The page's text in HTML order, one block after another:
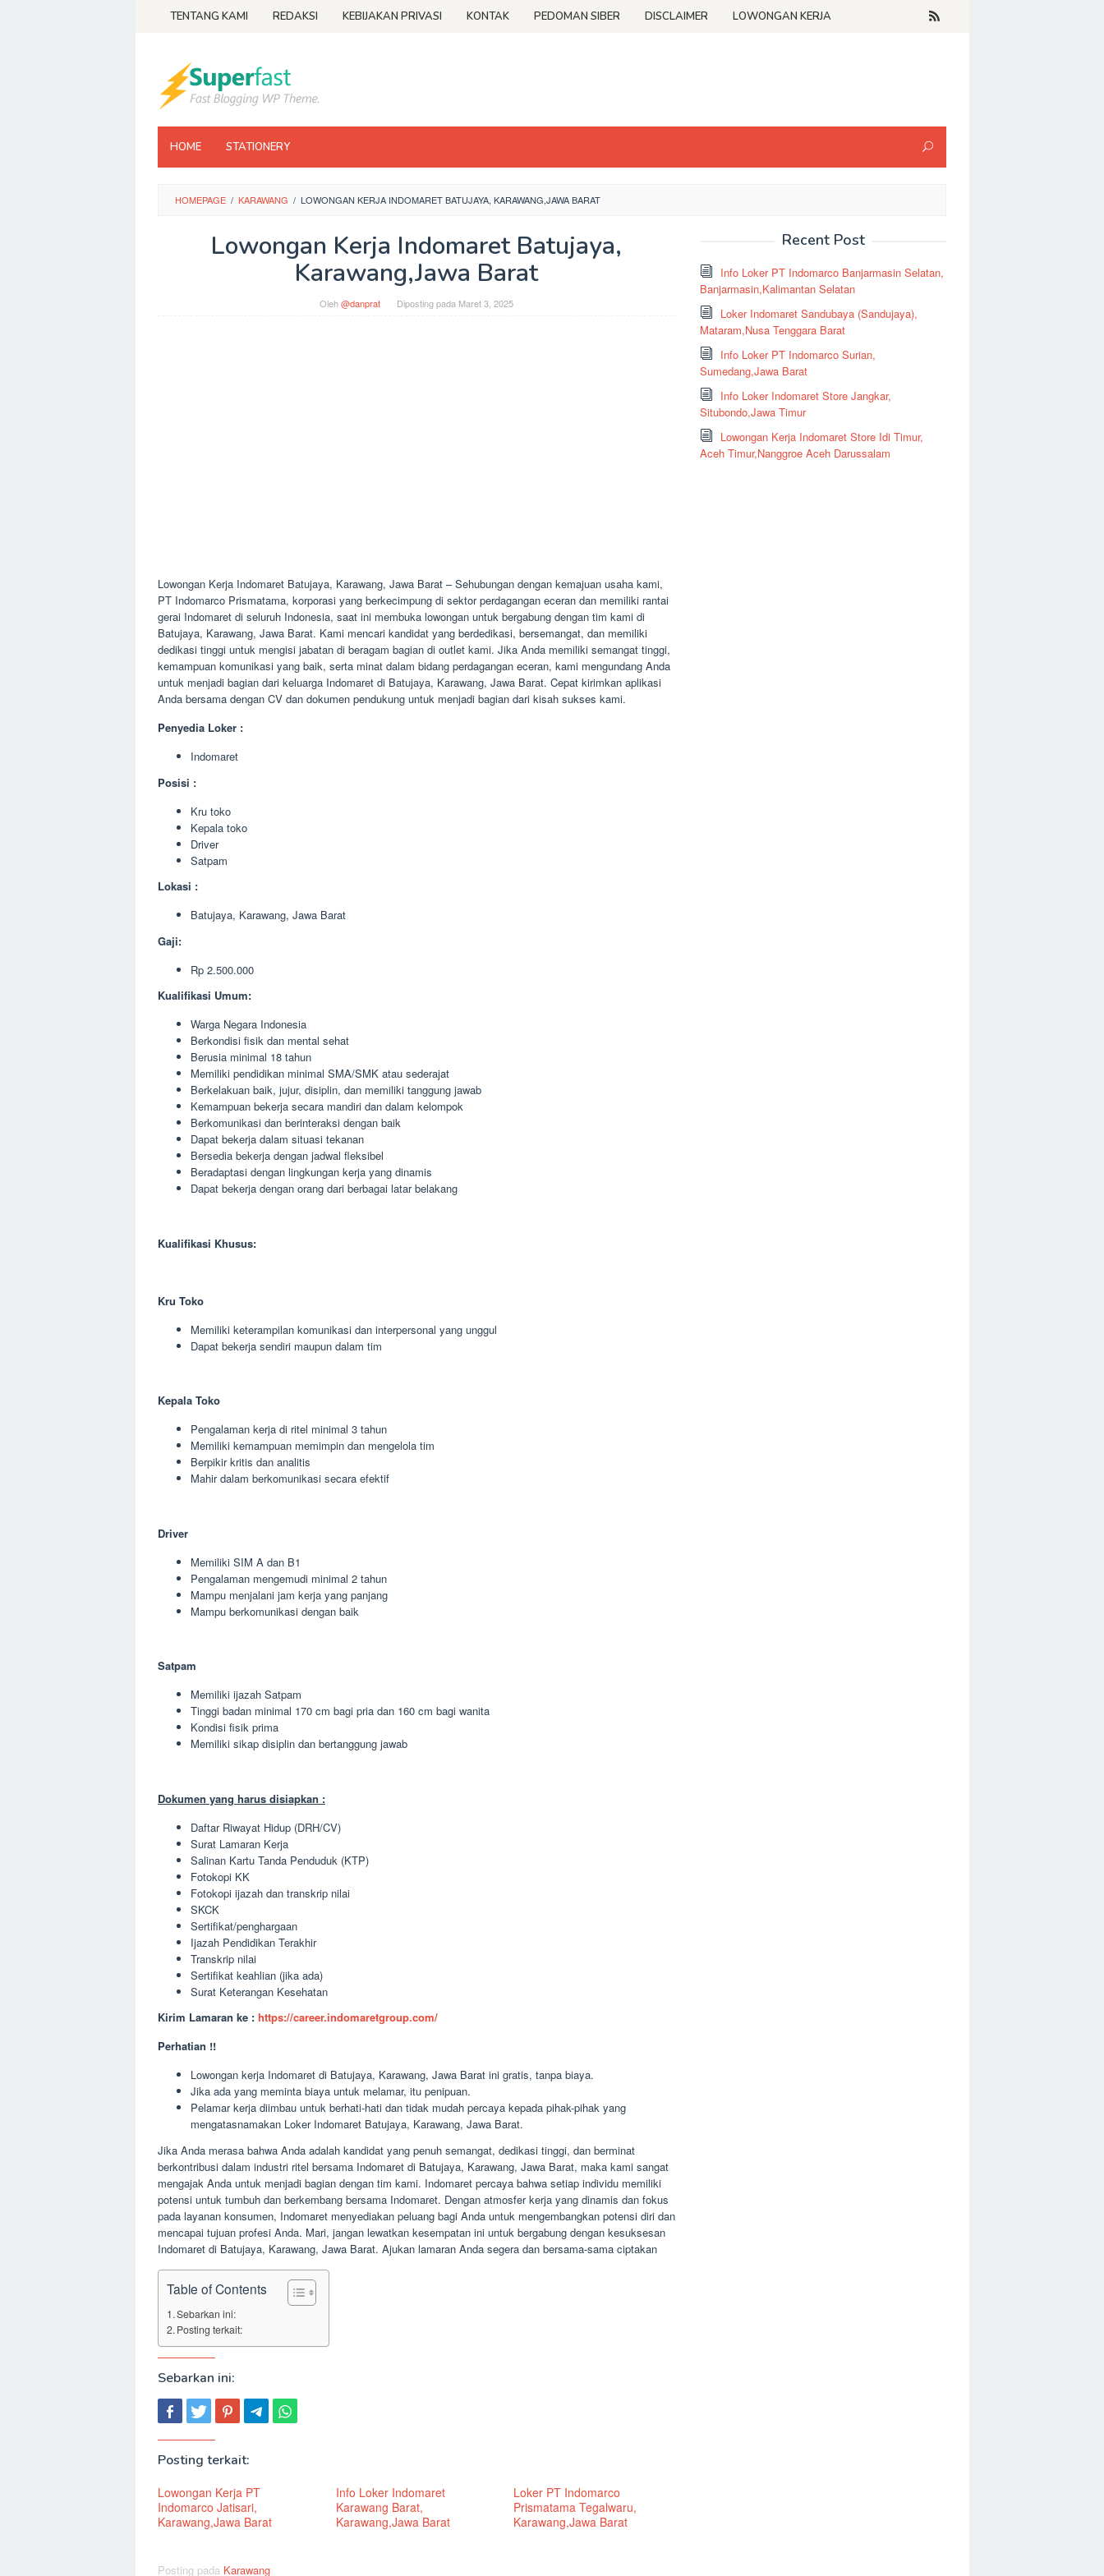
TENTANG KAMI REDAKSI KEBIJAKAN PRIVASI KONTAK PEDOMAN SIBER DISCLAIMER LOWONGAN KERJA
HOME STATIONERY
HOMEPAGE / KARAWANG / LOWONGAN KERJA INDOMARET BATUJAYA, KARAWANG,JAWA BARAT
Lowongan Kerja Indomaret Batujaya,
Karawang,Jawa Barat
Oleh@danprat Diposting pada Maret 3, 2025
Lowongan Kerja Indomaret Batujaya, Karawang, Jawa Barat – Sehubungan dengan kemajuan usaha kami,
PT Indomarco Prismatama, korporasi yang berkecimpung di sektor perdagangan eceran dan memiliki rantai
gerai Indomaret di seluruh Indonesia, saat ini membuka lowongan untuk bergabung dengan tim kami di
Batujaya, Karawang, Jawa Barat. Kami mencari kandidat yang berdedikasi, bersemangat, dan memiliki
dedikasi tinggi untuk mengisi jabatan di beragam bagian di outlet kami. Jika Anda memiliki semangat tinggi,
kemampuan komunikasi yang baik, serta minat dalam bidang perdagangan eceran, kami mengundang Anda
untuk menjadi bagian dari keluarga Indomaret di Batujaya, Karawang, Jawa Barat. Cepat kirimkan aplikasi
Anda bersama dengan CV dan dokumen pendukung untuk menjadi bagian dari kisah sukses kami.
Penyedia Loker :
Indomaret
Posisi :
Kru toko
Kepala toko
Driver
Satpam
Lokasi :
Batujaya, Karawang, Jawa Barat
Gaji:
Rp 2.500.000
Kualifikasi Umum:
Warga Negara Indonesia
Berkondisi fisik dan mental sehat
Berusia minimal 18 tahun
Memiliki pendidikan minimal SMA/SMK atau sederajat
Berkelakuan baik, jujur, disiplin, dan memiliki tanggung jawab
Kemampuan bekerja secara mandiri dan dalam kelompok
Berkomunikasi dan berinteraksi dengan baik
Dapat bekerja dalam situasi tekanan
Bersedia bekerja dengan jadwal fleksibel
Beradaptasi dengan lingkungan kerja yang dinamis
Dapat bekerja dengan orang dari berbagai latar belakang
Kualifikasi Khusus:
Kru Toko
Memiliki keterampilan komunikasi dan interpersonal yang unggul
Dapat bekerja sendiri maupun dalam tim
Kepala Toko
Pengalaman kerja di ritel minimal 3 tahun
Memiliki kemampuan memimpin dan mengelola tim
Berpikir kritis dan analitis
Mahir dalam berkomunikasi secara efektif
Driver
Memiliki SIM A dan B1
Pengalaman mengemudi minimal 2 tahun
Mampu menjalani jam kerja yang panjang
Mampu berkomunikasi dengan baik
Satpam
Memiliki ijazah Satpam
Tinggi badan minimal 170 cm bagi pria dan 160 cm bagi wanita
Kondisi fisik prima
Memiliki sikap disiplin dan bertanggung jawab
Dokumen yang harus disiapkan :
Daftar Riwayat Hidup (DRH/CV)
Surat Lamaran Kerja
Salinan Kartu Tanda Penduduk (KTP)
Fotokopi KK
Fotokopi ijazah dan transkrip nilai
SKCK
Sertifikat/penghargaan
Ijazah Pendidikan Terakhir
Transkrip nilai
Sertifikat keahlian (jika ada)
Surat Keterangan Kesehatan
Kirim Lamaran ke : https://career.indomaretgroup.com/
Perhatian !!
Lowongan kerja Indomaret di Batujaya, Karawang, Jawa Barat ini gratis, tanpa biaya.
Jika ada yang meminta biaya untuk melamar, itu penipuan.
Pelamar kerja diimbau untuk berhati-hati dan tidak mudah percaya kepada pihak-pihak yang
mengatasnamakan Loker Indomaret Batujaya, Karawang, Jawa Barat.
Jika Anda merasa bahwa Anda adalah kandidat yang penuh semangat, dedikasi tinggi, dan berminat
berkontribusi dalam industri ritel bersama Indomaret di Batujaya, Karawang, Jawa Barat, maka kami sangat
mengajak Anda untuk menjadi bagian dengan tim kami. Indomaret percaya bahwa setiap individu memiliki
potensi untuk tumbuh dan berkembang bersama Indomaret. Dengan atmosfer kerja yang dinamis dan fokus
pada layanan konsumen, Indomaret menyediakan peluang bagi Anda untuk mengembangkan potensi diri dan
mencapai tujuan profesi Anda. Mari, jangan lewatkan kesempatan ini untuk bergabung dengan kesuksesan
Indomaret di Batujaya, Karawang, Jawa Barat. Ajukan lamaran Anda segera dan bersama-sama ciptakan
Table of Contents
Sebarkan ini:
Posting terkait:
Sebarkan ini:
Posting terkait:
Lowongan Kerja PT
Indomarco Jatisari,
Karawang,Jawa Barat
Info Loker Indomaret
Karawang Barat,
Karawang,Jawa Barat
Loker PT Indomarco
Prismatama Tegalwaru,
Karawang,Jawa Barat
Posting pada Karawang
Recent Post
Info Loker PT Indomarco Banjarmasin Selatan,
Banjarmasin,Kalimantan Selatan
Loker Indomaret Sandubaya (Sandujaya),
Mataram,Nusa Tenggara Barat
Info Loker PT Indomarco Surian,
Sumedang,Jawa Barat
Info Loker Indomaret Store Jangkar,
Situbondo,Jawa Timur
Lowongan Kerja Indomaret Store Idi Timur,
Aceh Timur,Nanggroe Aceh Darussalam